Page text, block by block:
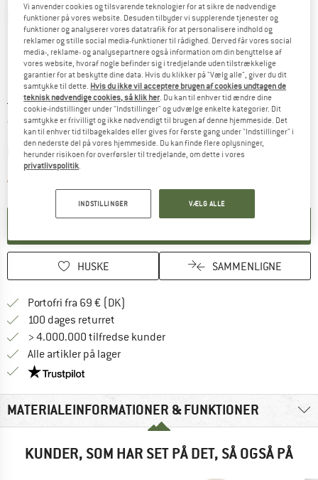
Detaljevisning
Original pris :
51,95€
Pris:
44,16€ inkl. moms.
KR330,12
plus ForsendelsesomkostningerOplysninger om
Artiklen er p.t. desværre udsolgt
HUSKE SAMMENLIGNE
Portofri fra 69 € (DK)
100 dages returret
> 4.000.000 tilfredse kunder
Alle artikler på lager
Vi er Trustpilot-certificeret - oplysningerne får du
MATERIALEINFORMATIONER & FUNKTIONER
KUNDER, SOM HAR SET PÅ DET, SÅ OGSÅ PÅ
Vi anvender cookies og tilsvarende teknologier for at sikre de nødvendige
funktioner på vores website. Desuden tilbyder vi supplerende tjenester og
funktioner og analyserer vores datatrafik for at personalisere indhold og
reklamer og stille social media-funktioner til rådighed. Derved får vores social
media-, reklame- og analysepartnere også information om din benyttelse af
vores website, hvoraf nogle befinder sig i tredjelande uden tilstrækkelige
garantier for at beskytte dine data. Hvis du klikker på "Vælg alle", giver du dit
samtykke til dette. Hvis du ikke vil acceptere brugen af cookies undtagen de
teknisk nødvendige cookies, så klik her . Du kan til enhver tid ændre dine
cookie-indstillinger under "Indstillinger" og udvælge enkelte kategorier. Dit
samtykke er frivilligt og ikke nødvendigt til brugen af denne hjemmeside. Det
kan til enhver tid tilbagekaldes eller gives for første gang under "Indstillinger" i
den nederste del på vores hjemmeside. Du kan finde flere oplysninger,
herunder risikoen for overførsler til tredjelande, om dette i vores
privatlivspolitik
INDSTILLINGER VÆLG ALLE